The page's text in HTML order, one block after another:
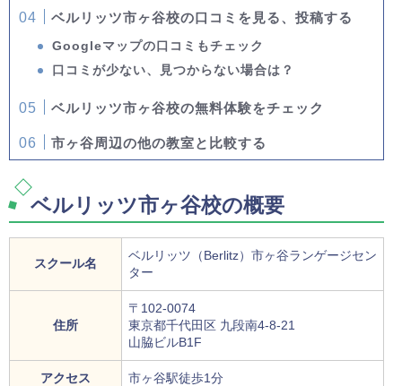
ベルリッツ市ヶ谷校の口コミを見る、投稿する
Googleマップの口コミもチェック
口コミが少ない、見つからない場合は？
ベルリッツ市ヶ谷校の無料体験をチェック
市ヶ谷周辺の他の教室と比較する
ベルリッツ市ヶ谷校の概要
スクール名
ベルリッツ（Berlitz）市ヶ谷ランゲージセン
ター
住所
〒102-0074
東京都千代田区 九段南4-8-21
山脇ビルB1F
アクセス 市ヶ谷駅徒歩1分